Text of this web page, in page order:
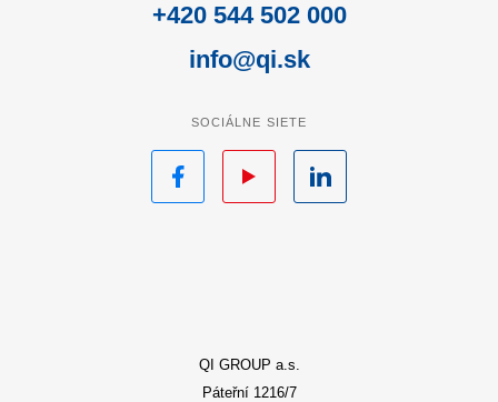
QI GROUP a.s.
Páteřní 1216/7
+420 544 502 000
info@qi.sk
SOCIÁLNE SIETE
Facebook